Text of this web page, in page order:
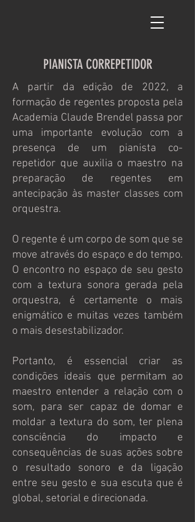
PIANISTA CORREPETIDOR
A partir da edição de 2022, a
formação de regentes proposta pela
Academia Claude Brendel passa por
uma importante evolução com a
presença de um pianista co-
repetidor que auxilia o maestro na
preparação de regentes em
antecipação às master classes com
orquestra.
O regente é um corpo de som que se
move através do espaço e do tempo.
O encontro no espaço de seu gesto
com a textura sonora gerada pela
orquestra, é certamente o mais
enigmático e muitas vezes também
o mais desestabilizador.
Portanto, é essencial criar as
condições ideais que permitam ao
maestro entender a relação com o
som, para ser capaz de domar e
moldar a textura do som, ter plena
consciência do impacto e
consequências de suas ações sobre
o resultado sonoro e da ligação
entre seu gesto e sua escuta que é
global, setorial e direcionada.